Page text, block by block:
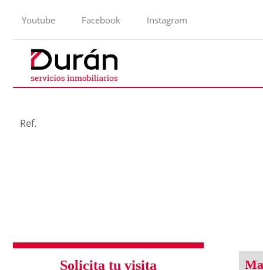
Youtube Facebook Instagram
Ref.
Solicita tu visita